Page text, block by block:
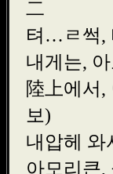
二
텨…ㄹ
내게
陸上에
보)
내압
아모리